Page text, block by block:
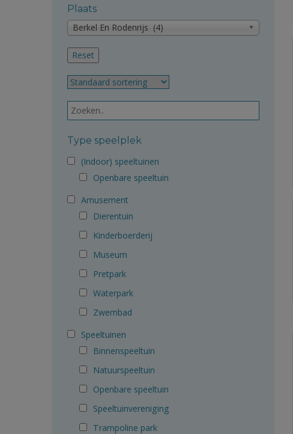
Plaats
Berkel En Rodenrijs (4)
Type speelplek
(Indoor) speeltuinen
Openbare speeltuin
Amusement
Dierentuin
Kinderboerderij
Museum
Pretpark
Waterpark
Zwembad
Speeltuinen
Binnenspeeltuin
Natuurspeeltuin
Openbare speeltuin
Speeltuinvereniging
Trampoline park